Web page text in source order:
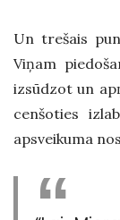
Un trešais
Viņam
izsūdzot un
cenšoties
apsveikuma